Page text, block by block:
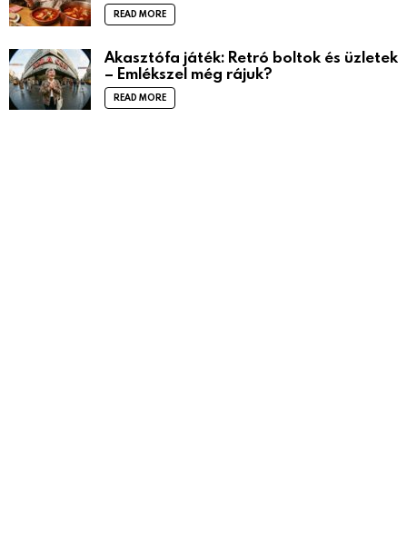
READ MORE
Akasztófa játék: Retró boltok és üzletek
– Emlékszel még rájuk?
READ MORE